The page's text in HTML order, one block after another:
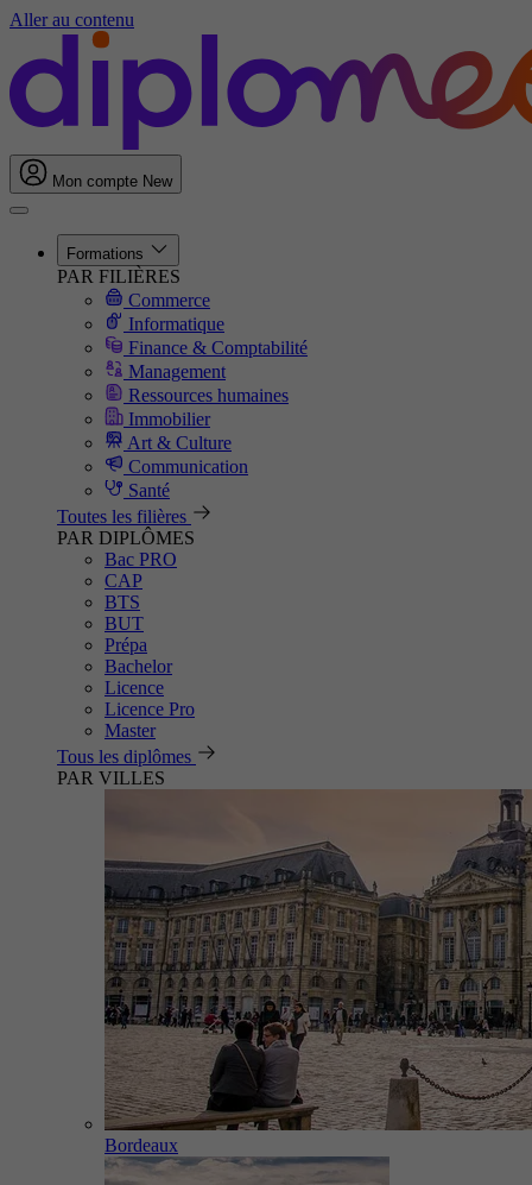
Aller au contenu
Mon compte New
Formations
PAR FILIÈRES
Commerce
Informatique
Finance & Comptabilité
Management
Ressources humaines
Immobilier
Art & Culture
Communication
Santé
Toutes les filières
PAR DIPLÔMES
Bac PRO
CAP
BTS
BUT
Prépa
Bachelor
Licence
Licence Pro
Master
Tous les diplômes
PAR VILLES
Bordeaux